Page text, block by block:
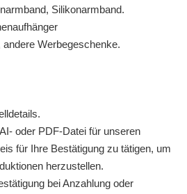
Silikonarmband.
Werbegeschenke.
oder PDF-Datei für unseren
für Ihre Bestätigung zu tätigen, um
herzustellen.
bei Anzahlung oder